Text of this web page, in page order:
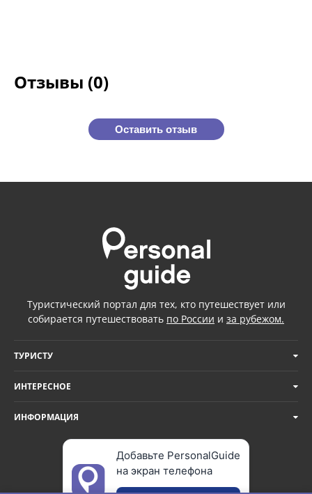
Отзывы (0)
Оставить отзыв
Туристический портал для тех, кто путешествует или
собирается путешествовать по России и за рубежом.
ТУРИСТУ
ИНТЕРЕСНОЕ
ИНФОРМАЦИЯ
Добавьте PersonalGuide
на экран телефона